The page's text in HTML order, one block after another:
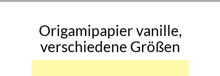
Origamipapier vanille,
verschiedene Größen